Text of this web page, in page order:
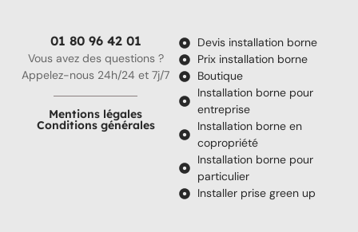
01 80 96 42 01
Vous avez des questions ?
Appelez-nous 24h/24 et 7j/7
Mentions légales
Conditions générales
Devis installation borne
Prix installation borne
Boutique
Installation borne pour
entreprise
Installation borne en
copropriété
Installation borne pour
particulier
Installer prise green up